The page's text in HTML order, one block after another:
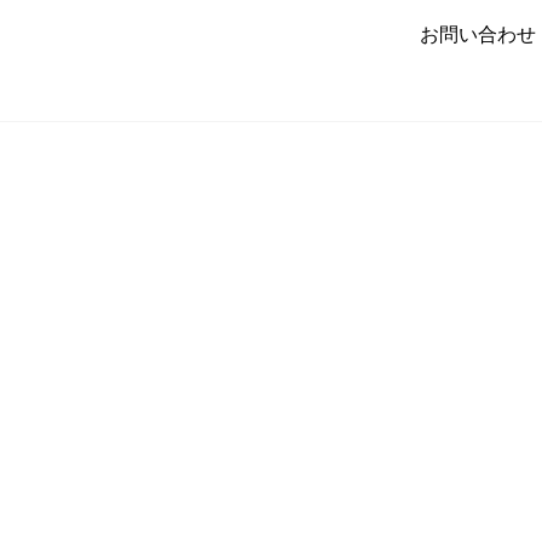
お問い合わせ